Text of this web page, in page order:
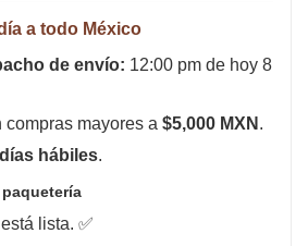
a todo México
de envío: 12:00 pm de hoy 8
compras mayores a $5,000 MXN .
hábiles.
lista. ✅